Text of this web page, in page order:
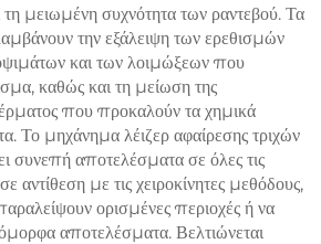
μειωμένη συχνότητα των ραντεβού. Τα
την εξάλειψη των ερεθισμών
και των λοιμώξεων που
καθώς και τη μείωση της
που προκαλούν τα χημικά
Το μηχάνημα λέιζερ αφαίρεσης τριχών
αποτελέσματα σε όλες τις
αντίθεση με τις χειροκίνητες μεθόδους,
ορισμένες περιοχές ή να
αποτελέσματα. Βελτιώνεται